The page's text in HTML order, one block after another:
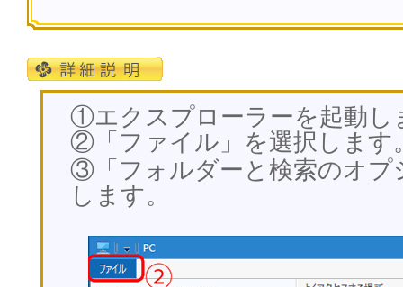
①エクスプローラーを起動し
②「ファイル」を選択します
③「フォルダーと検索のオプ
します。